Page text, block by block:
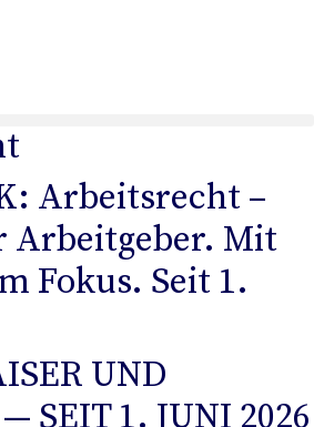
Arbeitsrecht –
Arbeitgeber. Mit
Fokus. Seit 1.
UND
SEIT 1. JUNI 2026